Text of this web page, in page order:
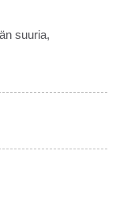
suuria,